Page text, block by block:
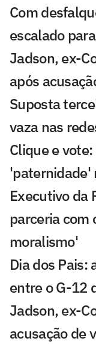
Com
escalado
Jadson, ex-
após
Suposta
vaza nas
Clique e
'paternidade'
Executivo da
parceria com
moralismo'
Dia dos Pais:
entre o G-12
Jadson, ex-
acusação de